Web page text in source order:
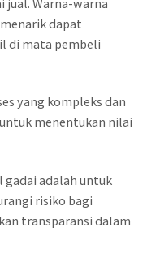
dapat
di mata pembeli
yang kompleks dan
menentukan nilai
gadai adalah untuk
risiko bagi
transparansi dalam